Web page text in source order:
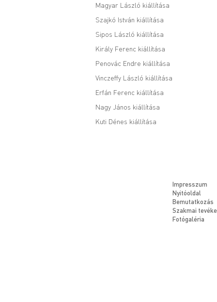
Magyar László kiállítása
Szajkó István kiállítása
Sipos László kiállítása
Király Ferenc kiállítása
Penovác Endre kiállítása
Vinczeffy László kiállítása
Erfán Ferenc kiállítása
Nagy János kiállítása
Kuti Dénes kiállítása
Impresszum
Nyitóoldal
Bemutatkozás
Szakmai
Fotógaléria